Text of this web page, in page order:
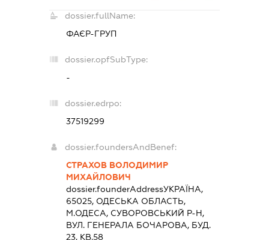
dossier.fullName:
ФАЄР-ГРУП
dossier.opfSubType:
-
dossier.edrpo:
37519299
dossier.foundersAndBenef:
СТРАХОВ ВОЛОДИМИР
МИХАЙЛОВИЧ
dossier.founderAddressУКРАЇНА,
65025, ОДЕСЬКА ОБЛАСТЬ,
М.ОДЕСА, СУВОРОВСЬКИЙ Р-Н,
ВУЛ. ГЕНЕРАЛА БОЧАРОВА, БУД.
23, КВ.58